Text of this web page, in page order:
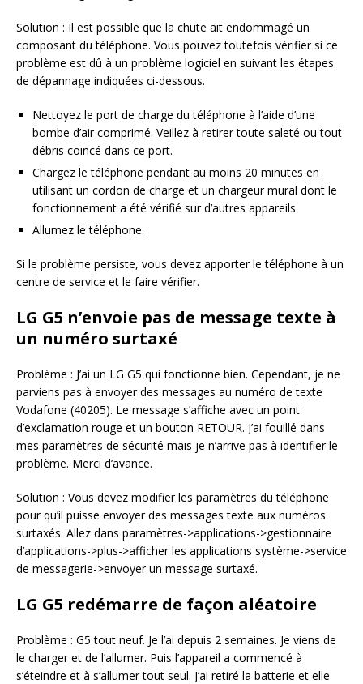
Solution : Il est possible que la chute ait endommagé un
composant du téléphone. Vous pouvez toutefois vérifier si ce
problème est dû à un problème logiciel en suivant les étapes
de dépannage indiquées ci-dessous.
Nettoyez le port de charge du téléphone à l’aide d’une
bombe d’air comprimé. Veillez à retirer toute saleté ou tout
débris coincé dans ce port.
Chargez le téléphone pendant au moins 20 minutes en
utilisant un cordon de charge et un chargeur mural dont le
fonctionnement a été vérifié sur d’autres appareils.
Allumez le téléphone.
Si le problème persiste, vous devez apporter le téléphone à un
centre de service et le faire vérifier.
LG G5 n’envoie pas de message texte à
un numéro surtaxé
Problème : J’ai un LG G5 qui fonctionne bien. Cependant, je ne
parviens pas à envoyer des messages au numéro de texte
Vodafone (40205). Le message s’affiche avec un point
d’exclamation rouge et un bouton RETOUR. J’ai fouillé dans
mes paramètres de sécurité mais je n’arrive pas à identifier le
problème. Merci d’avance.
Solution : Vous devez modifier les paramètres du téléphone
pour qu’il puisse envoyer des messages texte aux numéros
surtaxés. Allez dans paramètres->applications->gestionnaire
d’applications->plus->afficher les applications système->service
de messagerie->envoyer un message surtaxé.
LG G5 redémarre de façon aléatoire
Problème : G5 tout neuf. Je l’ai depuis 2 semaines. Je viens de
le charger et de l’allumer. Puis l’appareil a commencé à
s’éteindre et à s’allumer tout seul. J’ai retiré la batterie et elle